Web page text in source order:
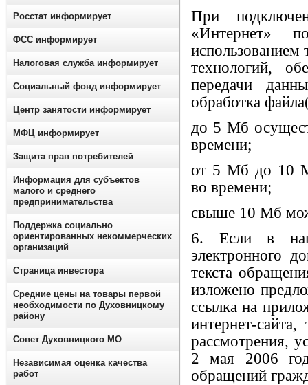
При
«Интернет»
технологий,
передачи
обработка
до 5 Мб
времени;
от 5 Мб до 10
во времени;
свыше 10 Мб
6. Если в
электронного
текста
изложено
ссылка на
интернет-
рассмотрения,
2 мая 2006
обращений
Росстат информирует
ФСС информирует
Налоговая служба информирует
Социальный фонд информирует
Центр занятости информирует
МФЦ информирует
Защита прав потребителей
Информация для субъектов
малого и среднего
предпринимательства
Поддержка социально
ориентированных некоммерческих
организаций
Страница инвестора
Средние цены на товары первой
необходимости по Духовницкому
району
Совет Духовницкого МО
Независимая оценка качества
работ